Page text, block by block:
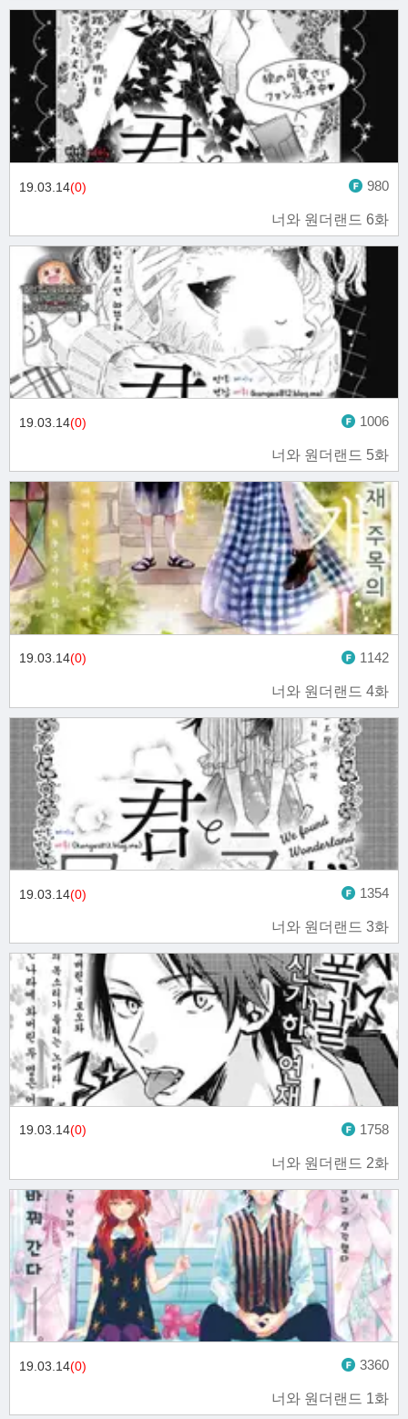
너와 원더랜드 6화
19.03.14(0) 980
너와 원더랜드 5화
19.03.14(0) 1006
너와 원더랜드 4화
19.03.14(0) 1142
너와 원더랜드 3화
19.03.14(0) 1354
너와 원더랜드 2화
19.03.14(0) 1758
너와 원더랜드 1화
19.03.14(0) 3360